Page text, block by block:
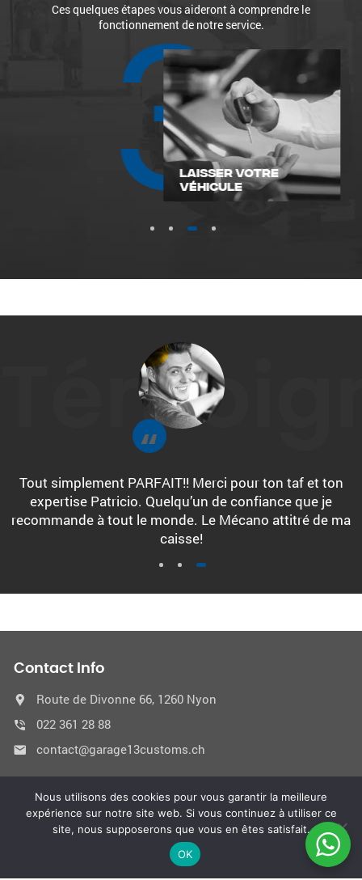
Ces quelques étapes vous aideront à comprendre le
fonctionnement de notre service.
3
LAISSER VOTRE
VÉHICULE
1 2 3 4
Tout simplement PARFAIT!! Merci pour ton taf et ton
expertise Patricio. Quelqu’un de confiance que je
recommande à tout le monde. Le Mécano attitré de ma
caisse!
1 2 3
Contact Info
Route de Divonne 66, 1260 Nyon
022 361 28 88
contact@garage13customs.ch
Horaires
Lun-Jeu 08:00-12:00 13:30-17:30 Ven 08:00-12:00 13:30-
17:00
Nous utilisons des cookies pour vous garantir la meilleure
expérience sur notre site web. Si vous continuez à utiliser ce
site, nous supposerons que vous en êtes satisfait.
OK